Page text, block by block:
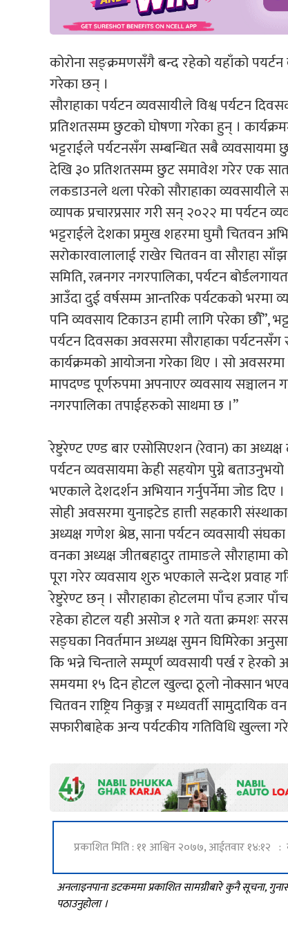
कोरोना सङ्क्रमणसँगै बन्द रहेको यहाँको
गरेका छन् ।
सौराहाका पर्यटन व्यवसायीले विश्व पर्यटन
प्रतिशतसम्म छुटको घोषणा गरेका हुन् ।
भट्टराईले पर्यटनसँग सम्बन्धित सबै
देखि ३० प्रतिशतसम्म छुट समावेश गरेर एक
लकडाउनले थला परेको सौराहाका व्यवसायीले
व्यापक प्रचारप्रसार गरी सन् २०२२ मा पर्यटन
भट्टराईले देशका प्रमुख शहरमा घुमौ चितवन
सरोकारवालालाई राखेर चितवन वा सौराहा
समिति, रत्ननगर नगरपालिका, पर्यटन
आउँदा दुई वर्षसम्म आन्तरिक पर्यटकको भरमा
पनि व्यवसाय टिकाउन हामी लागि परेका छौँ”,
पर्यटन दिवसका अवसरमा सौराहाका
कार्यक्रमको आयोजना गरेका थिए । सो
मापदण्ड पूर्णरुपमा अपनाएर व्यवसाय सञ्चालन
नगरपालिका तपाईहरुको साथमा छ ।”
रेष्टुरेण्ट एण्ड बार एसोसिएशन (रेवान) का
पर्यटन व्यवसायमा केही सहयोग पुग्ने
भएकाले देशदर्शन अभियान गर्नुपर्नेमा जोड दिए ।
सोही अवसरमा युनाइटेड हात्ती सहकारी
अध्यक्ष गणेश श्रेष्ठ, साना पर्यटन व्यवसायी
वनका अध्यक्ष जीतबहादुर तामाङले सौराहामा
पूरा गरेर व्यवसाय शुरु भएकाले सन्देश प्रवाह
रेष्टुरेण्ट छन् । सौराहाका होटलमा पाँच हजार
रहेका होटल यही असोज १ गते यता क्रमशः
सङ्घका निवर्तमान अध्यक्ष सुमन घिमिरेका
कि भन्ने चिन्ताले सम्पूर्ण व्यवसायी पर्ख र
समयमा १५ दिन होटल खुल्दा ठूलो नोक्सान
चितवन राष्ट्रिय निकुञ्ज र मध्यवर्ती
सफारीबाहेक अन्य पर्यटकीय गतिविधि खुल्ला
प्रकाशित मिति : ११ आश्विन २०७७, आईतवार १४:१२
अनलाइनपाना डटकममा प्रकाशित सामग्रीबारे कुनै सूचना,
पठाउनुहोला ।